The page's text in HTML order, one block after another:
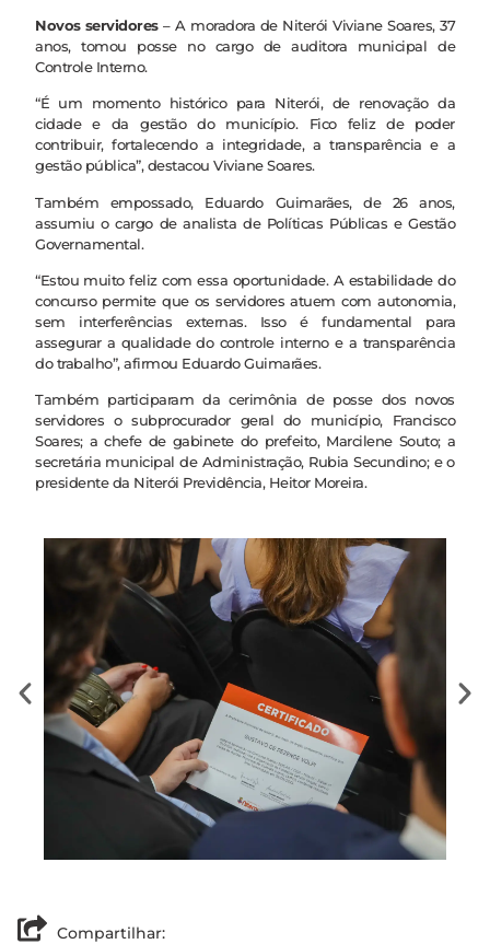
Novos servidores– A moradora de Niterói Viviane Soares, 37
anos, tomou posse no cargo de auditora municipal de
Controle Interno.
“É um momento histórico para Niterói, de renovação da
cidade e da gestão do município. Fico feliz de poder
contribuir, fortalecendo a integridade, a transparência e a
gestão pública”, destacou Viviane Soares.
Também empossado, Eduardo Guimarães, de 26 anos,
assumiu o cargo de analista de Políticas Públicas e Gestão
Governamental.
“Estou muito feliz com essa oportunidade. A estabilidade do
concurso permite que os servidores atuem com autonomia,
sem interferências externas. Isso é fundamental para
assegurar a qualidade do controle interno e a transparência
do trabalho”, afirmou Eduardo Guimarães.
Também participaram da cerimônia de posse dos novos
servidores o subprocurador geral do município, Francisco
Soares; a chefe de gabinete do prefeito, Marcilene Souto; a
secretária municipal de Administração, Rubia Secundino; e o
presidente da Niterói Previdência, Heitor Moreira.
Compartilhar: